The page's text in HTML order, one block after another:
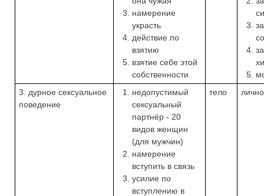
намерение
украсть
действие по
взятию
взятие себе этой
собственности
3. дурное сексуальное
поведение
недопустимый
сексуальный
партнёр - 20
видов женщин
(для мужчин)
намерение
вступить в связь
усилие по
вступлению в
тело лично